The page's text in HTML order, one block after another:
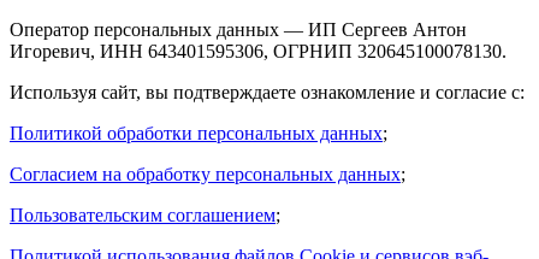
Оператор персональных данных — ИП Сергеев Антон
Игоревич, ИНН 643401595306, ОГРНИП 320645100078130.
Используя сайт, вы подтверждаете ознакомление и согласие с:
Политикой обработки персональных данных;
Согласием на обработку персональных данных;
Пользовательским соглашением;